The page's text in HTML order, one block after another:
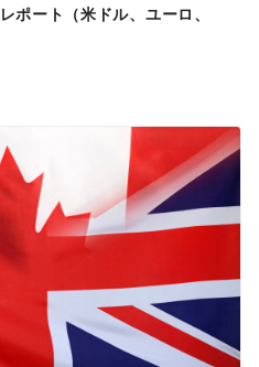
ポート（米ドル、ユーロ、